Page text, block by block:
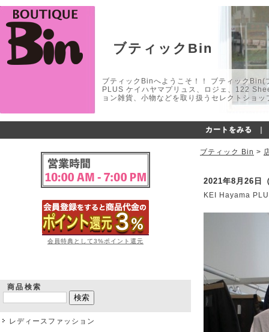
ブティックBin
ブティックBinへようこそ！！ ブティック
PLUS ケイハヤマプリュス、ロジェ、122
ョン雑貨、小物などを取り扱うセレクトショ
カートをみる
会員特典として3%ポイント還元
商品検索
レディースファッション
ブティック Bin >
2021年8月26日
KEI Hayama